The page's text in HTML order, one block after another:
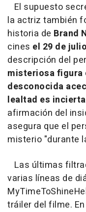
El supuesto
la actriz también
historia de Brand
cines el 29 de
descripción del
misteriosa figura
desconocida
lealtad es
afirmación del
asegura que el
misterio "durante
Las últimas
varias líneas de
tráiler del filme.